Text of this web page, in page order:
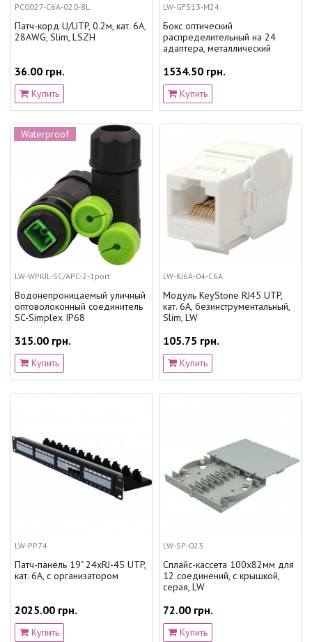
PC0027-C6A-020-8L
Патч-корд U/UTP, 0.2м, кат. 6А,
28AWG, Slim, LSZH
36.00 грн.
Купить
LW-GFS13-M24
Бокс оптический
распределительный на 24
адаптера, металлический
1534.50 грн.
Купить
Waterproof
LW-WPKJL-SC/APC-2-1port
Водонепроницаемый уличный
оптоволоконный соединитель
SC-Simplex IP68
315.00 грн.
Купить
LW-KJ6A-04-C6A
Модуль KeyStone RJ45 UTP,
кат. 6A, безинструментальный,
Slim, LW
105.75 грн.
Купить
LW-PP74
Патч-панель 19" 24xRJ-45 UTP,
кат. 6А, с организатором
2025.00 грн.
Купить
LW-SP-023
Сплайс-кассета 100x82мм для
12 соединений, с крышкой,
серая, LW
72.00 грн.
Купить